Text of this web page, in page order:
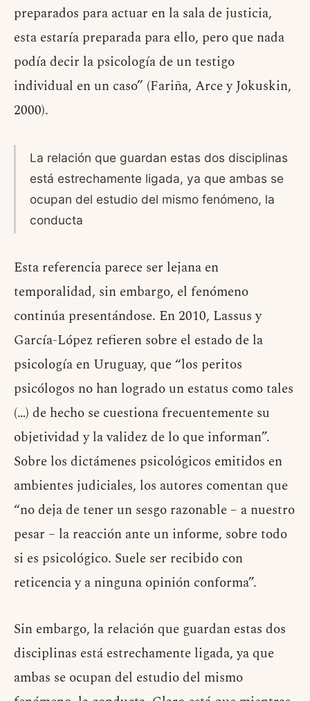
preparados para actuar en la sala de justicia,
esta estaría preparada para ello, pero que nada
podía decir la psicología de un testigo
individual en un caso” (Fariña, Arce y Jokuskin,
2000).
La relación que guardan estas dos disciplinas
está estrechamente ligada, ya que ambas se
ocupan del estudio del mismo fenómeno, la
conducta
Esta referencia parece ser lejana en
temporalidad, sin embargo, el fenómeno
continúa presentándose. En 2010, Lassus y
García-López refieren sobre el estado de la
psicología en Uruguay, que “los peritos
psicólogos no han logrado un estatus como tales
(…) de hecho se cuestiona frecuentemente su
objetividad y la validez de lo que informan”.
Sobre los dictámenes psicológicos emitidos en
ambientes judiciales, los autores comentan que
“no deja de tener un sesgo razonable – a nuestro
pesar – la reacción ante un informe, sobre todo
si es psicológico. Suele ser recibido con
reticencia y a ninguna opinión conforma”.
Sin embargo, la relación que guardan estas dos
disciplinas está estrechamente ligada, ya que
ambas se ocupan del estudio del mismo